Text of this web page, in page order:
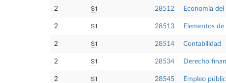
2 S1 28512 Economía
2 S1 28513 Elementos
2 S1 28514 Contabilidad
2 S1 28534 Derecho
2 S1 28545
Empleo